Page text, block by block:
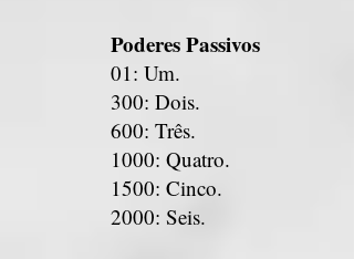
Poderes Passivos
01: Um.
300: Dois.
600: Três.
1000: Quatro.
1500: Cinco.
2000: Seis.